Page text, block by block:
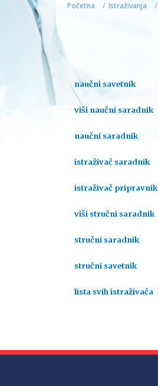
Početna Istraživanja
naučni savetnik
viši naučni saradnik
naučni saradnik
istraživač saradnik
istraživač pripravnik
viši stručni saradnik
stručni saradnik
stručni savetnik
lista svih istraživača